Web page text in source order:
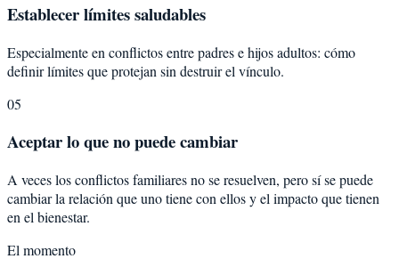
Establecer límites saludables
Especialmente en conflictos entre padres e hijos adultos: cómo
definir límites que protejan sin destruir el vínculo.
05
Aceptar lo que no puede cambiar
A veces los conflictos familiares no se resuelven, pero sí se puede
cambiar la relación que uno tiene con ellos y el impacto que tienen
en el bienestar.
El momento